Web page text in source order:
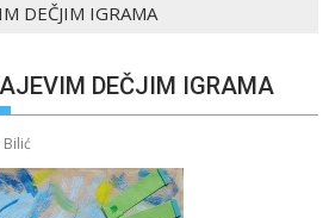
DEČJIM IGRAMA
DEČJIM IGRAMA
Bilić